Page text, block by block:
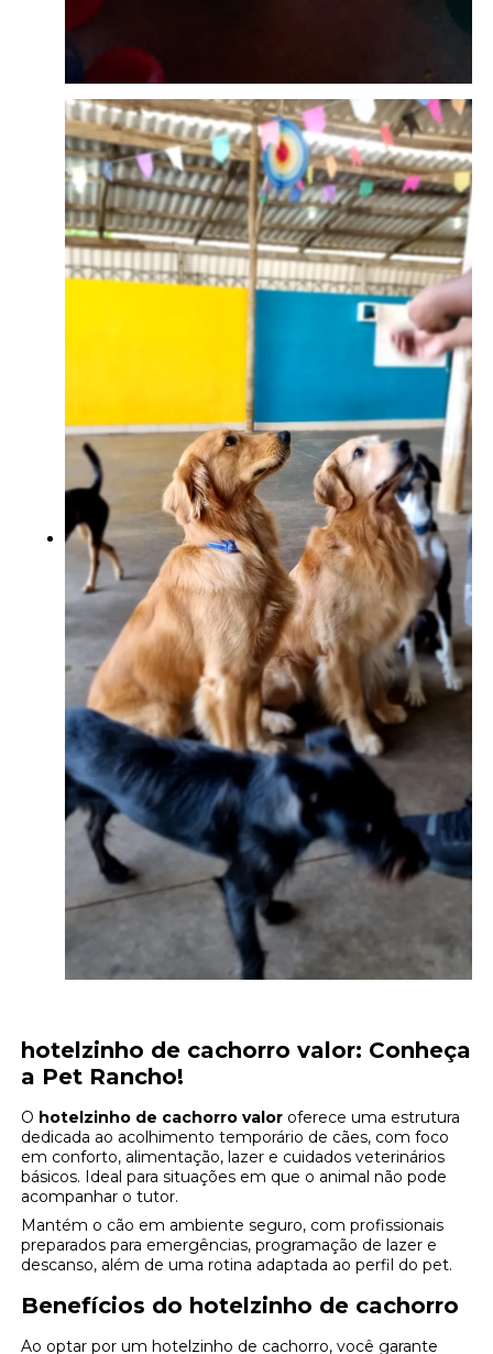
hotelzinho de cachorro valor: Conheça
a Pet Rancho!
O hotelzinho de cachorro valor oferece uma estrutura
dedicada ao acolhimento temporário de cães, com foco
em conforto, alimentação, lazer e cuidados veterinários
básicos. Ideal para situações em que o animal não pode
acompanhar o tutor.
Mantém o cão em ambiente seguro, com profissionais
preparados para emergências, programação de lazer e
descanso, além de uma rotina adaptada ao perfil do pet.
Benefícios do hotelzinho de cachorro
Ao optar por um hotelzinho de cachorro, você garante